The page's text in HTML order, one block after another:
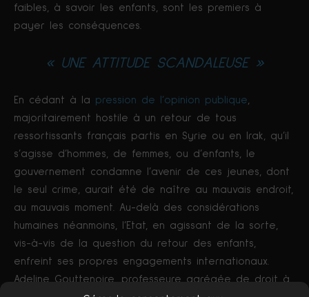
faibles, à savoir les enfants, sont les premiers à
payer les conséquences.
« UNE ATTITUDE SCANDALEUSE »
En cédant à la pression de l’opinion publique,
majoritairement hostile à un retour de tous
ressortissants français partis en Syrie ou en Irak, qu’il
s’agisse d’hommes, de femmes, ou d’enfants, le
gouvernement condamne l’avenir de ces jeunes, dont
le seul crime, aurait été de naître au mauvais endroit,
au mauvais moment. Au-delà des considérations
humaines néanmoins, l’Etat, en agissant de la sorte,
vis-à-vis de la question du retour des enfants,
enfreint ses propres engagements internationaux.
Adeline Gouttenoire, professeure agrégée de droit à